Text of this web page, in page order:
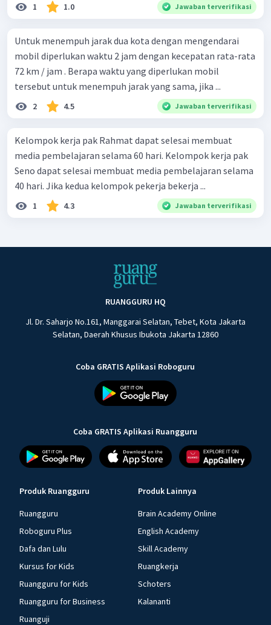
1 1.0 Jawaban terverifikasi
Untuk menempuh jarak dua kota dengan mengendarai
mobil diperlukan waktu 2 jam dengan kecepatan rata-rata
72 km / jam . Berapa waktu yang diperlukan mobil
tersebut untuk menempuh jarak yang sama, jika ...
2 4.5 Jawaban terverifikasi
Kelompok kerja pak Rahmat dapat selesai membuat
media pembelajaran selama 60 hari. Kelompok kerja pak
Seno dapat selesai membuat media pembelajaran selama
40 hari. Jika kedua kelompok pekerja bekerja ...
1 4.3 Jawaban terverifikasi
RUANGGURU HQ
Jl. Dr. Saharjo No.161, Manggarai Selatan, Tebet, Kota Jakarta
Selatan, Daerah Khusus Ibukota Jakarta 12860
Coba GRATIS Aplikasi Roboguru
Coba GRATIS Aplikasi Ruangguru
Produk Ruangguru
Ruangguru
Roboguru Plus
Dafa dan Lulu
Kursus for Kids
Ruangguru for Kids
Ruangguru for Business
Ruanguji
Produk Lainnya
Brain Academy Online
English Academy
Skill Academy
Ruangkerja
Schoters
Kalananti